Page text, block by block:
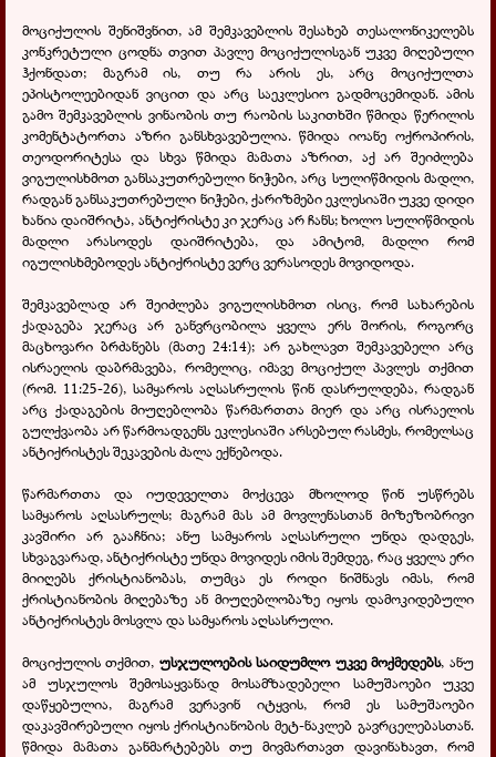
მოციქულის შენიშვნით, ამ შემკავებლის შესახებ თესალონიკელებს
კონკრეტული ცოდნა თვით პავლე მოციქულისგან უკვე მიღებული
ჰქონდათ; მაგრამ ის, თუ რა არის ეს, არც მოციქულთა
ეპისტოლეებიდან ვიცით და არც საეკლესიო გადმოცემიდან. ამის
გამო შემკავებლის ვინაობის თუ რაობის საკითხში წმიდა წერილის
კომენტატორთა აზრი განსხვავებულია. წმიდა იოანე ოქროპირის,
თეოდორიტესა და სხვა წმიდა მამათა აზრით, აქ არ შეიძლება
ვიგულისხმოთ განსაკუთრებული ნიჭები, არც სულიწმიდის მადლი,
რადგან განსაკუთრებული ნიჭები, ქარიზმები ეკლესიაში უკვე დიდი
ხანია დაიშრიტა, ანტიქრისტე კი ჯერაც არ ჩანს; ხოლო სულიწმიდის
მადლი არასოდეს დაიშრიტება, და ამიტომ, მადლი რომ
იგულისხმებოდეს ანტიქრისტე ვერც ვერასოდეს მოვიდოდა.
შემკავებლად არ შეიძლება ვიგულისხმოთ ისიც, რომ სახარების
ქადაგება ჯერაც არ განვრცობილა ყველა ერს შორის, როგორც
მაცხოვარი ბრძანებს (მათე 24:14); არ გახლავთ შემკავებელი არც
ისრაელის დაბრმავება, რომელიც, იმავე მოციქულ პავლეს თქმით
(რომ. 11:25-26), სამყაროს აღსასრულის წინ დასრულდება, რადგან
არც ქადაგების მიუღებლობა წარმართთა მიერ და არც ისრაელის
გულქვაობა არ წარმოადგენს ეკლესიაში არსებულ რასმეს, რომელსაც
ანტიქრისტეს შეკავების ძალა ექნებოდა.
წარმართთა და იუდეველთა მოქცევა მხოლოდ წინ უსწრებს
სამყაროს აღსასრულს; მაგრამ მას ამ მოვლენასთან მიზეზობრივი
კავშირი არ გააჩნია; ანუ სამყაროს აღსასრული უნდა დადგეს,
სხვაგვარად, ანტიქრისტე უნდა მოვიდეს იმის შემდეგ, რაც ყველა ერი
მიიღებს ქრისტიანობას, თუმცა ეს როდი ნიშნავს იმას, რომ
ქრისტიანობის მიღებაზე ან მიუღებლობაზე იყოს დამოკიდებული
ანტიქრისტეს მოსვლა და სამყაროს აღსასრული.
მოციქულის თქმით, უსჯულოების საიდუმლო უკვე მოქმედებს, ანუ
ამ უსჯულოს შემოსაყვანად მოსამზადებელი სამუშაოები უკვე
დაწყებულია, მაგრამ ვერავინ იტყვის, რომ ეს სამუშაოები
დაკავშირებული იყოს ქრისტიანობის მეტ-ნაკლებ გავრცელებასთან.
წმიდა მამათა განმარტებებს თუ მივმართავთ დავინახავთ, რომ